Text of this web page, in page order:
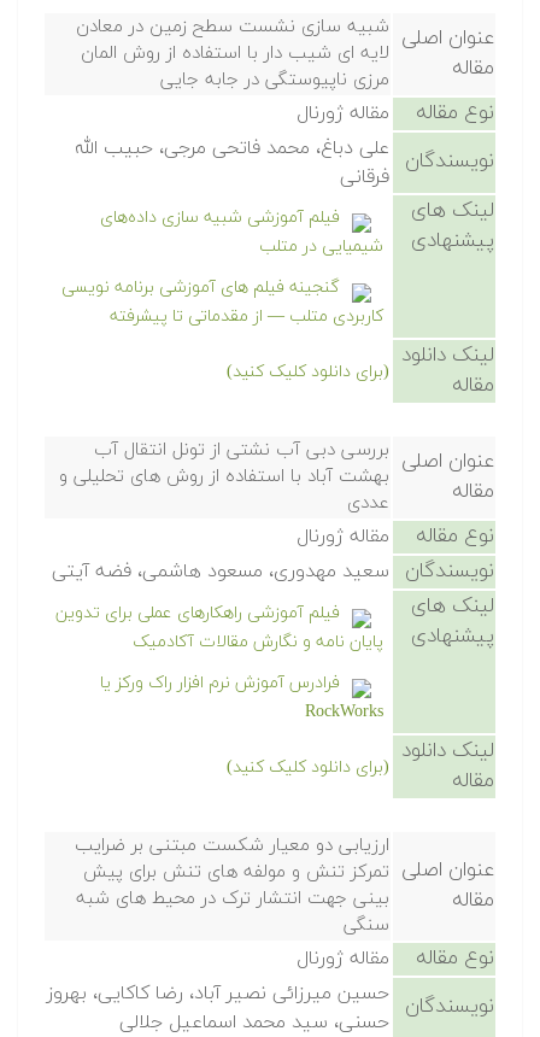
عنوان اصلی
مقاله
شبیه سازی نشست سطح زمین در معادن
لایه ای شیب دار با استفاده از روش المان
مرزی ناپیوستگی در جابه جایی
نوع مقاله مقاله ژورنال
نویسندگان
علی دباغ، محمد فاتحی مرجی، حبیب الله
فرقانی
لینک های
پیشنهادی
فیلم آموزشی شبیه سازی داده‌های
شیمیایی در متلب
گنجینه فیلم های آموزشی برنامه نویسی
کاربردی متلب — از مقدماتی تا پیشرفته
لینک دانلود
مقاله
(برای دانلود کلیک کنید)
عنوان اصلی
مقاله
بررسی دبی آب نشتی از تونل انتقال آب
بهشت آباد با استفاده از روش های تحلیلی و
عددی
نوع مقاله مقاله ژورنال
نویسندگان سعید مهدوری، مسعود هاشمی، فضه آیتی
لینک های
پیشنهادی
فیلم آموزشی راهکارهای عملی برای تدوین
پایان نامه و نگارش مقالات آکادمیک
فرادرس آموزش نرم افزار راک ورکز یا
RockWorks
لینک دانلود
مقاله
(برای دانلود کلیک کنید)
عنوان اصلی
مقاله
ارزیابی دو معیار شکست مبتنی بر ضرایب
تمرکز تنش و مولفه های تنش برای پیش
بینی جهت انتشار ترک در محیط های شبه
سنگی
نوع مقاله مقاله ژورنال
نویسندگان
حسین میرزائی نصیر آباد، رضا کاکایی، بهروز
حسنی، سید محمد اسماعیل جلالی